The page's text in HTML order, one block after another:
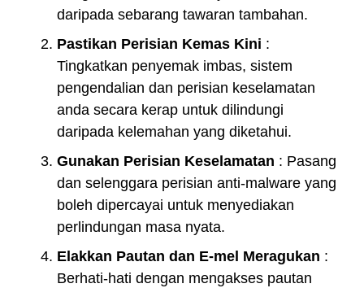
daripada sebarang tawaran tambahan.
Pastikan Perisian Kemas Kini :
Tingkatkan penyemak imbas, sistem
pengendalian dan perisian keselamatan
anda secara kerap untuk dilindungi
daripada kelemahan yang diketahui.
Gunakan Perisian Keselamatan : Pasang
dan selenggara perisian anti-malware yang
boleh dipercayai untuk menyediakan
perlindungan masa nyata.
Elakkan Pautan dan E-mel Meragukan :
Berhati-hati dengan mengakses pautan